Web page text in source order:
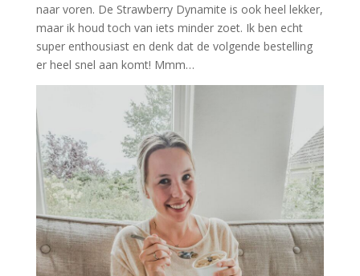
naar voren. De Strawberry Dynamite is ook heel lekker,
maar ik houd toch van iets minder zoet. Ik ben echt
super enthousiast en denk dat de volgende bestelling
er heel snel aan komt! Mmm…